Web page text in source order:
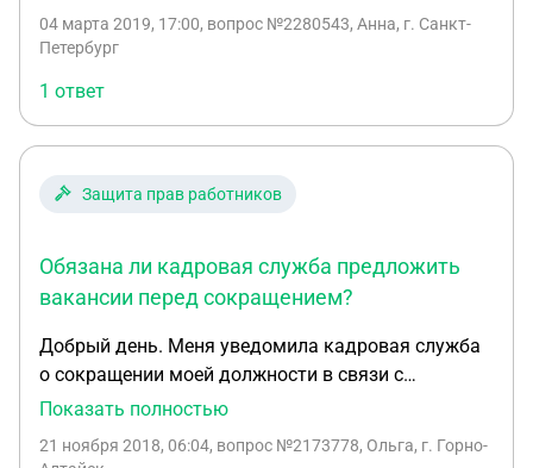
работодатель предложил мне перевестись на
2019 года я написала заявление на перевод,
который отложили до февраля, потом до марта, в
итоге сегодня мне сказали, что переводить меня
не будут. Скажите пожалуйста, должны ли мне
как-то обосновать отказ в переводе письменно?
04 марта 2019, 17:00, вопрос №2280543, Анна, г. Санкт-
Петербург
1 ответ
Защита прав работников
Обязана ли кадровая служба предложить
вакансии перед сокращением?
Добрый день. Меня уведомила кадровая служба
о сокращении моей должности в связи с
сокращением штата. По образованию я
приложенных к уведомлению, были должности
Показать полностью
21 ноября 2018, 06:04, вопрос №2173778, Ольга, г. Горно-